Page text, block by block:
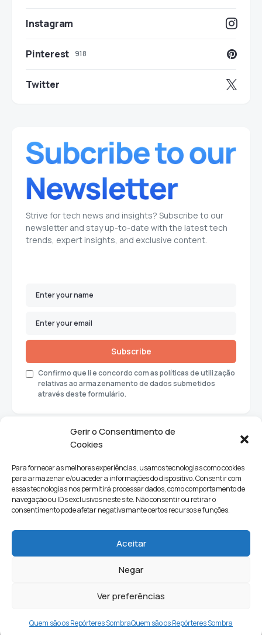
Gerir o Consentimento de
Cookies
Para fornecer as melhores experiências, usamos tecnologias como cookies
para armazenar e/ou aceder a informações do dispositivo. Consentir com
essas tecnologias nos permitirá processar dados, como comportamento de
navegação ou IDs exclusivos neste site. Não consentir ou retirar o
consentimento pode afetar negativamante certos recursos e funções.
Aceitar
Negar
Ver preferências
Quem são os Repórteres SombraQuem são os Repórteres Sombra
Instagram
Pinterest 918
Twitter
Strive for tech news and insights? Subscribe to our
newsletter and stay up-to-date with the latest tech
trends, expert insights, and exclusive content.
Subscribe
Confirmo que li e concordo com as políticas de utilização
relativas ao armazenamento de dados submetidos
através deste formulário.
Ciências e Tecnologia
Quem Somos Contactos